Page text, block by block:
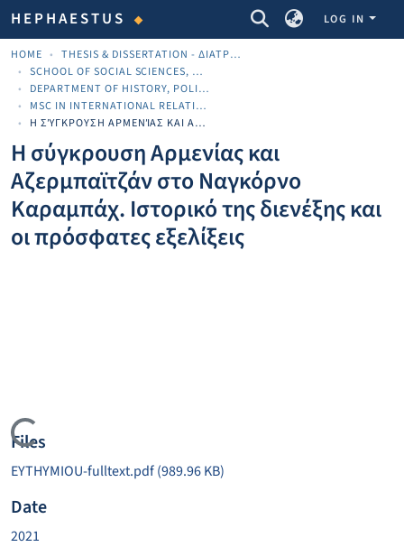
HEPHAESTUS COMMUNITIES & COLLECTIONS
LOG IN
HOME
THESIS & DISSERTATION - ΔΙΑΤΡΙΒΈΣ & ΔΙΔΑΚΤΟΡΙΚΈΣ
SCHOOL OF SOCIAL SCIENCES, ARTS AND HUMANITIES
DEPARTMENT OF HISTORY, POLITICS AND INTERNATIONAL STUDIES
MSC IN INTERNATIONAL RELATIONS,STRATEGY AND SECURITY
Η ΣΎΓΚΡΟΥΣΗ ΑΡΜΕΝΊΑΣ ΚΑΙ ΑΖΕΡΜΠΑΪΤΖΆΝ ΣΤΟ ΝΑΓΚΌΡΝΟ ΚΑΡΑΜΠΆΧ. ΙΣΤΟΡΙΚΌ ΤΗΣ ΔΙΕΝΈΞΗΣ ΚΑΙ ΟΙ ΠΡΌΣΦΑΤΕΣ ΕΞΕΛΊΞΕΙΣ
Η σύγκρουση Αρμενίας και
Αζερμπαϊτζάν στο Ναγκόρνο
Καραμπάχ. Ιστορικό της διενέξης και
οι πρόσφατες εξελίξεις
Loading...
Files
EYTHYMIOU-fulltext.pdf(989.96 KB)
Date
2021